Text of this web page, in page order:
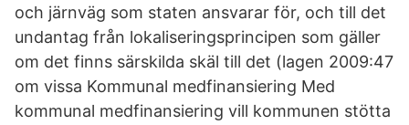
och järnväg som staten ansvarar för, och till det
undantag från lokaliseringsprincipen som gäller
om det finns särskilda skäl till det (lagen 2009:47
om vissa Kommunal medfinansiering Med
kommunal medfinansiering vill kommunen stötta